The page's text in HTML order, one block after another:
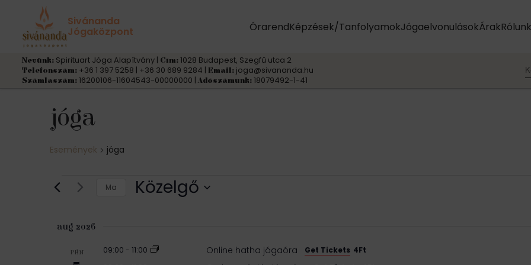
Sivánanda
Jógaközpont ÓrarendKépzések/TanfolyamokJógaelvonulásokÁrakRólunk
Nevünk: Spirituart Jóga Alapítvány | Cím: 1028 Budapest, Szegfű utca 2
Telefonszám: +36 1 397 5258 | +36 30 689 9284 | Email: joga@sivananda.hu
Számlaszám: 16200106-11604543-00000000 | Adószámunk: 18079492-1-41
jóga
Események jóga
Események
Ma Közelgő
e
aug 2026
PÉN 09:00 - 11:00 Online hatha jógaóra Get Tickets 4Ft